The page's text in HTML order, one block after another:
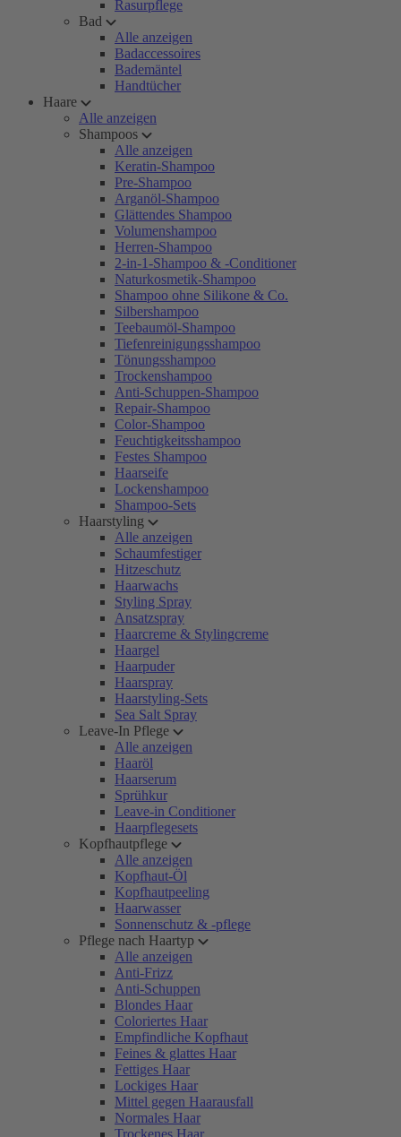
Rasurpflege
Bad
Alle anzeigen
Badaccessoires
Bademäntel
Handtücher
Haare
Alle anzeigen
Shampoos
Alle anzeigen
Keratin-Shampoo
Pre-Shampoo
Arganöl-Shampoo
Glättendes Shampoo
Volumenshampoo
Herren-Shampoo
2-in-1-Shampoo & -Conditioner
Naturkosmetik-Shampoo
Shampoo ohne Silikone & Co.
Silbershampoo
Teebaumöl-Shampoo
Tiefenreinigungsshampoo
Tönungsshampoo
Trockenshampoo
Anti-Schuppen-Shampoo
Repair-Shampoo
Color-Shampoo
Feuchtigkeitsshampoo
Festes Shampoo
Haarseife
Lockenshampoo
Shampoo-Sets
Haarstyling
Alle anzeigen
Schaumfestiger
Hitzeschutz
Haarwachs
Styling Spray
Ansatzspray
Haarcreme & Stylingcreme
Haargel
Haarpuder
Haarspray
Haarstyling-Sets
Sea Salt Spray
Leave-In Pflege
Alle anzeigen
Haaröl
Haarserum
Sprühkur
Leave-in Conditioner
Haarpflegesets
Kopfhautpflege
Alle anzeigen
Kopfhaut-Öl
Kopfhautpeeling
Haarwasser
Sonnenschutz & -pflege
Pflege nach Haartyp
Alle anzeigen
Anti-Frizz
Anti-Schuppen
Blondes Haar
Coloriertes Haar
Empfindliche Kopfhaut
Feines & glattes Haar
Fettiges Haar
Lockiges Haar
Mittel gegen Haarausfall
Normales Haar
Trockenes Haar